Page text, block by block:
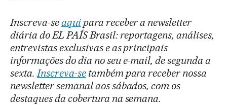
Inscreva-seaquipara receber a newsletter
diária do EL PAÍS Brasil: reportagens, análises,
entrevistas exclusivas e as principais
informações do dia no seu e-mail, de segunda a
sexta.Inscreva-setambém para receber nossa
newsletter semanal aos sábados, com os
destaques da cobertura na semana.